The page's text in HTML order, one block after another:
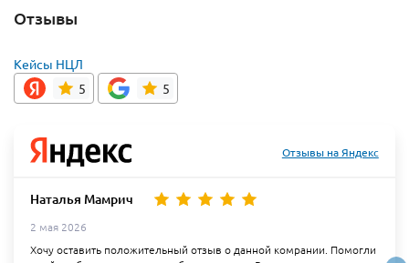
Отзывы
Кейсы НЦЛ
5
5
Отзывы на Яндекс
Наталья Мамрич
2 мая 2026
Хочу оставить положительный отзыв о данной комрании. Помогли